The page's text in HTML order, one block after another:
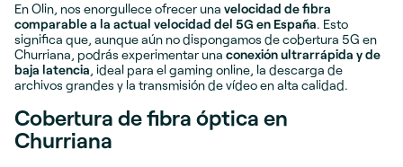
En Olin, nos enorgullece ofrecer una velocidad de fibra
comparable a la actual velocidad del 5G en España. Esto
significa que, aunque aún no dispongamos de cobertura 5G en
Churriana, podrás experimentar una conexión ultrarrápida y de
baja latencia, ideal para el gaming online, la descarga de
archivos grandes y la transmisión de vídeo en alta calidad.
Cobertura de fibra óptica en
Churriana